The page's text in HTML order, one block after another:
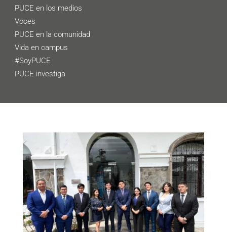
PUCE en los medios
Voces
PUCE en la comunidad
Vida en campus
#SoyPUCE
PUCE investiga